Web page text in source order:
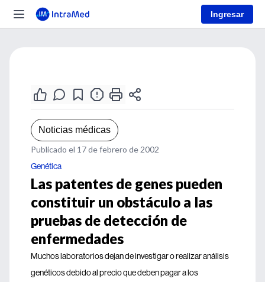
Ingresar
Noticias médicas
Publicado el 17 de febrero de 2002
Genética
Las patentes de genes pueden
constituir un obstáculo a las
pruebas de detección de
enfermedades
Muchos laboratorios dejan de investigar o realizar análisis
genéticos debido al precio que deben pagar a los